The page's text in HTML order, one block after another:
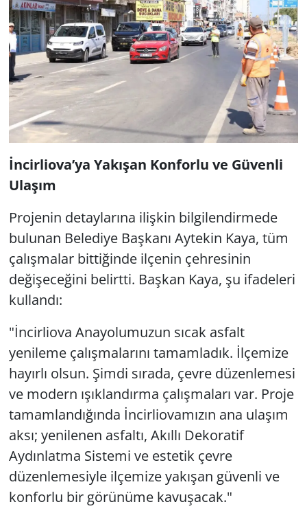
İncirliova’ya Yakışan Konforlu ve Güvenli
Ulaşım
Projenin detaylarına ilişkin bilgilendirmede
bulunan Belediye Başkanı Aytekin Kaya, tüm
çalışmalar bittiğinde ilçenin çehresinin
değişeceğini belirtti. Başkan Kaya, şu ifadeleri
kullandı:
"İncirliova Anayolumuzun sıcak asfalt
yenileme çalışmalarını tamamladık. İlçemize
hayırlı olsun. Şimdi sırada, çevre düzenlemesi
ve modern ışıklandırma çalışmaları var. Proje
tamamlandığında İncirliovamızın ana ulaşım
aksı; yenilenen asfaltı, Akıllı Dekoratif
Aydınlatma Sistemi ve estetik çevre
düzenlemesiyle ilçemize yakışan güvenli ve
konforlu bir görünüme kavuşacak."